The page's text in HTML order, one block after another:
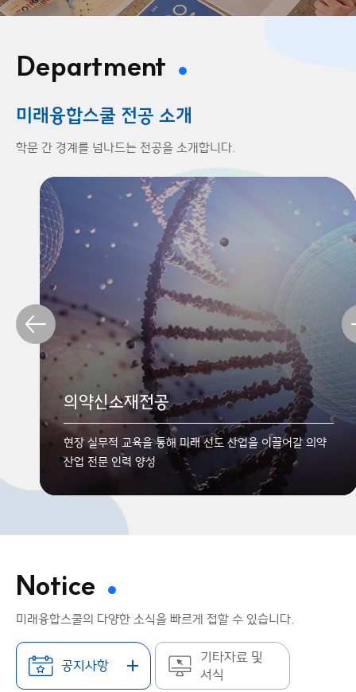
Department
미래융합스쿨 전공 소개
학문 간 경계를 넘나드는 전공을 소개합니다.
디지털인문예술전공
미래융합디자인 트랙, AI디지털인문학 트랙,
문화예술콘텐츠 트랙
융합관광경영전공
관광학과 경영학, 인문학, 법학, 레저스포츠학, 식음료학,
IT기술, 의학 등 학제 간 융합지식을 학습하는 융합형
관광인재 양성
의약신소재전공
현장 실무적 교육을 통해 미래 선도 산업을 이끌어갈 의약
산업 전문 인력 양성
융합신소재공학전공
바이오/의료 분야와 학문적으로 연계하여 그 과학과
기술을 융합하고 구체적으로 실현하는 학문
Notice
미래융합스쿨의 다양한 소식을 빠르게 접할 수 있습니다.
공지사항
기타자료 및
서식